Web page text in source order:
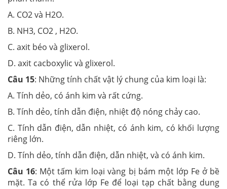
A. CO2 và H2O.
B. NH3, CO2 , H2O.
C. axit béo và glixerol.
D. axit cacboxylic và glixerol.
Câu 15: Những tính chất vật lý chung của kim loại là:
A. Tính dẻo, có ánh kim và rất cứng.
B. Tính dẻo, tính dẫn điện, nhiệt độ nóng chảy cao.
C. Tính dẫn điện, dẫn nhiệt, có ánh kim, có khối lượng
riêng lớn.
D. Tính dẻo, tính dẫn điện, dẫn nhiệt, và có ánh kim.
Câu 16: Một tấm kim loại vàng bị bám một lớp Fe ở bề
mặt. Ta có thể rửa lớp Fe để loại tạp chất bằng dung